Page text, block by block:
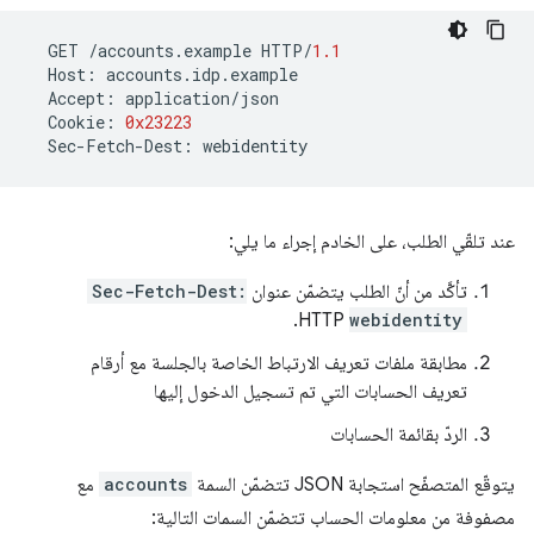
GET /accounts . example HTTP/1.1
Host : accounts . idp . example
Accept : application/json
Cookie : 0x23223
Sec-Fetch-Dest : webidentity
عند تلقّي الطلب، على الخادم إجراء ما يلي:
تأكَّد من أنّ الطلب يتضمّن عنوان Sec-Fetch-Dest:
webidentity
مطابقة ملفات تعريف الارتباط الخاصة بالجلسة مع أرقام
تعريف الحسابات التي تم تسجيل الدخول إليها
الردّ بقائمة الحسابات
يتوقّع المتصفّح استجابة JSON تتضمّن السمة accounts مع
مصفوفة من معلومات الحساب تتضمّن السمات التالية: